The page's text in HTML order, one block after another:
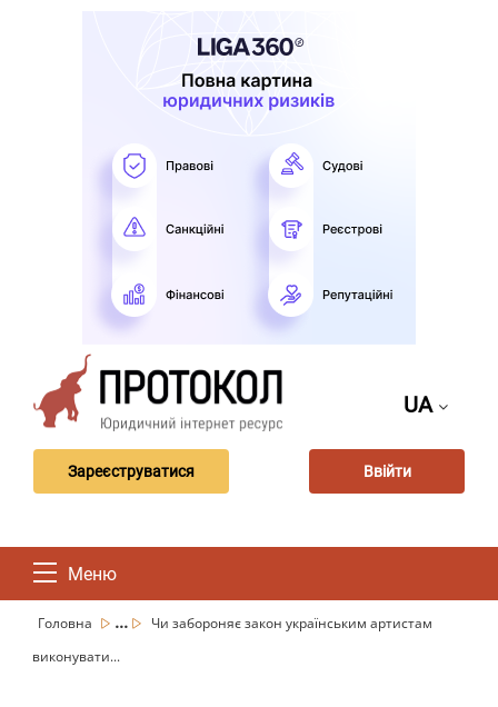
UA
Зареєструватися Ввійти
Меню
Головна ...
Чи забороняє закон українським артистам
виконувати...